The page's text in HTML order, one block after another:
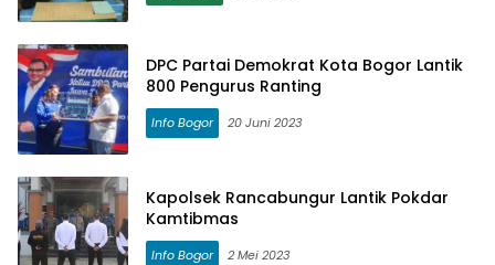
DPC Partai Demokrat Kota Bogor Lantik
800 Pengurus Ranting
Info Bogor 20 Juni 2023
Kapolsek Rancabungur Lantik Pokdar
Kamtibmas
Info Bogor 2 Mei 2023